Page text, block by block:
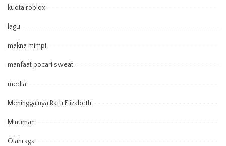
kuota roblox
lagu
makna mimpi
manfaat pocari sweat
media
Meninggalnya Ratu Elizabeth
Minuman
Olahraga